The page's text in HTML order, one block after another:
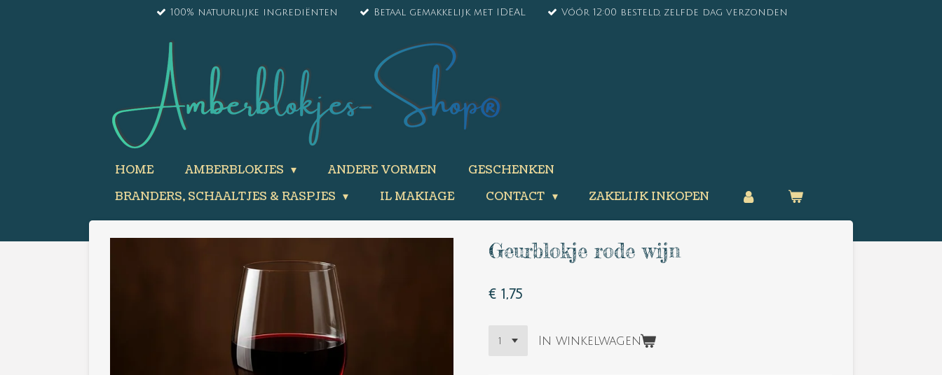
100% natuurlijke ingrediënten Betaal gemakkelijk met IDEAL Vóór 12:00 besteld, zelfde dag verzonden
HOME AMBERBLOKJES ANDERE VORMEN
GESCHENKEN
BRANDERS, SCHAALTJES & RASPJES
IL MAKIAGE CONTACT ZAKELIJK INKOPEN
Geurblokje rode wijn
€ 1,75
In winkelwagen